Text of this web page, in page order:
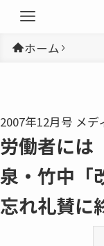
ホーム
2007年12月号 メデ
労働者には
泉・竹中「
忘れ礼賛に